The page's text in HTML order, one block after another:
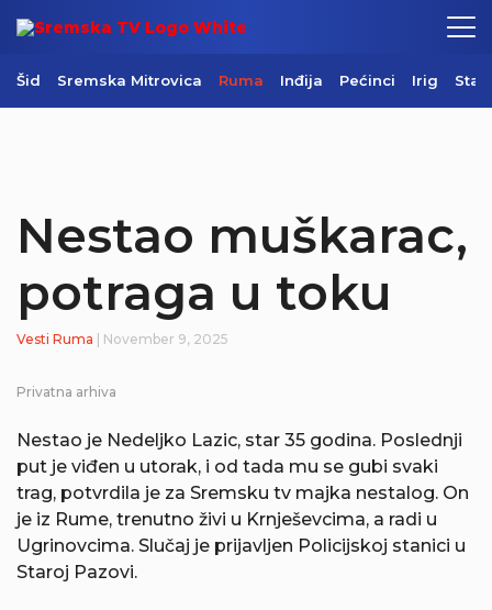
Šid Sremska Mitrovica Ruma Inđija Pećinci Irig
Nestao muškarac,
potraga u toku
Vesti Ruma | November 9, 2025
Privatna arhiva
Nestao je Nedeljko Lazic, star 35 godina. Poslednji
put je viđen u utorak, i od tada mu se gubi svaki
trag, potvrdila je za Sremsku tv majka nestalog. On
je iz Rume, trenutno živi u Krnješevcima, a radi u
Ugrinovcima. Slučaj je prijavljen Policijskoj stanici u
Staroj Pazovi.